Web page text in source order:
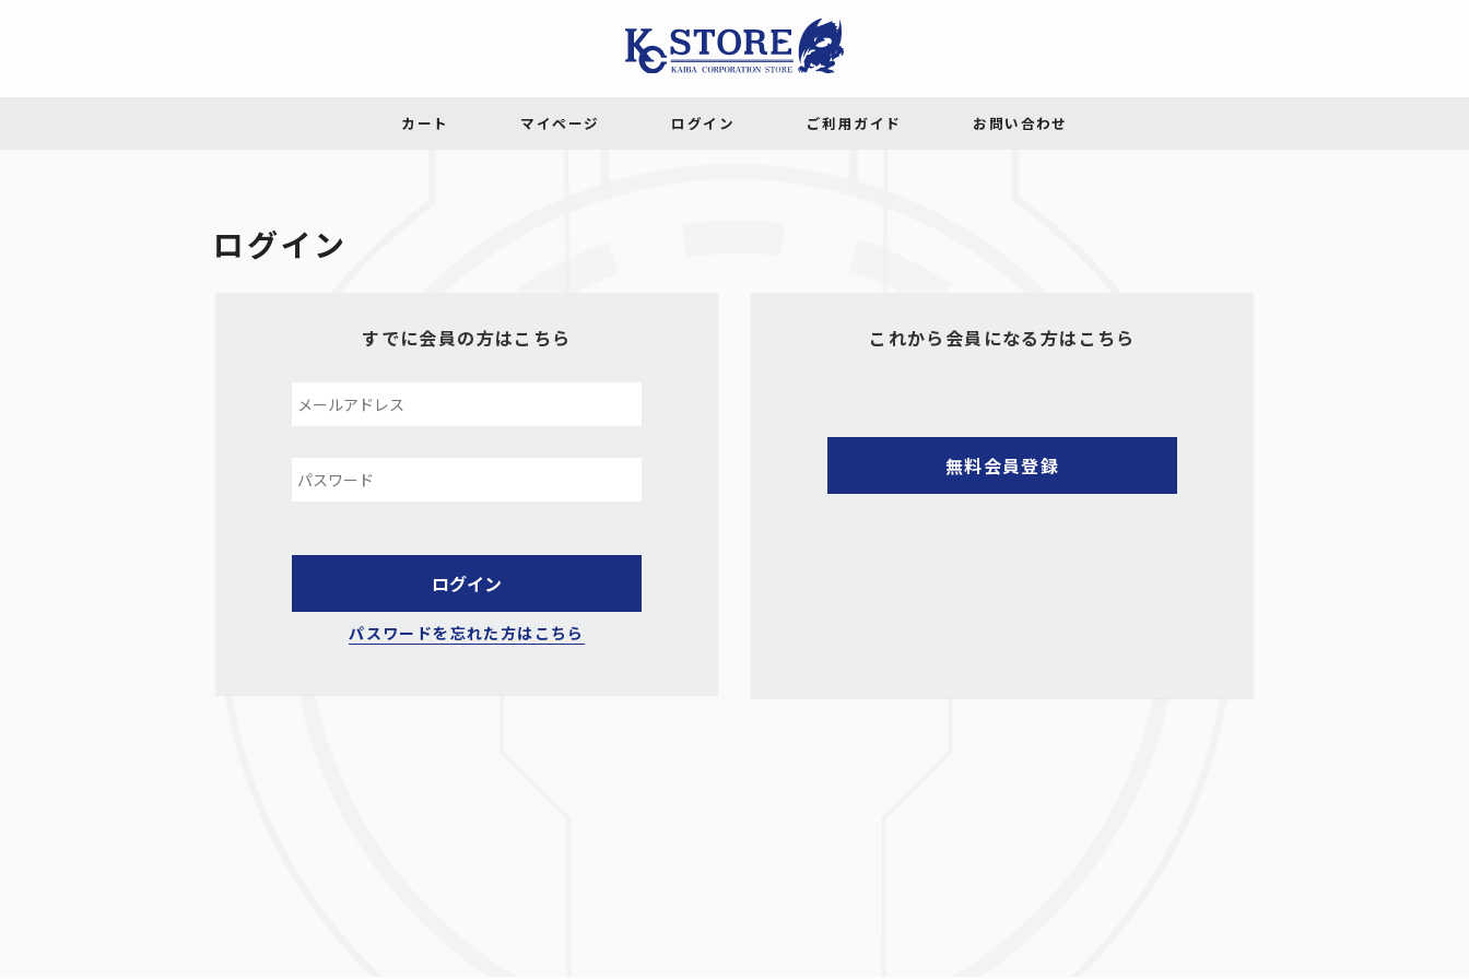
ログイン
すでに会員の方はこちら
パスワードを忘れた方はこちら
これから会員になる方はこちら